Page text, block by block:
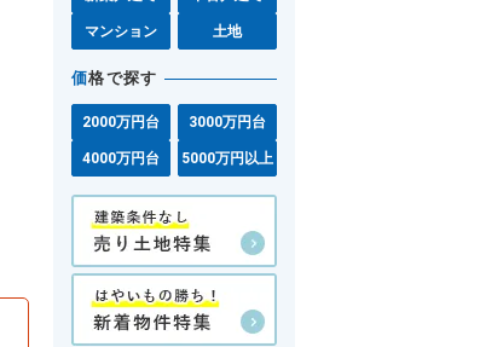
マンション 土地
価格で探す
2000万円台 3000万円台
4000万円台 5000万円以上